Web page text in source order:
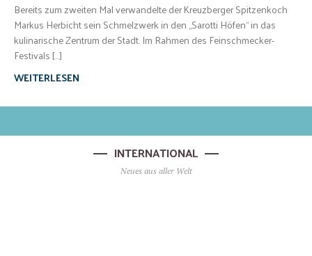
Bereits zum zweiten Mal verwandelte der Kreuzberger Spitzenkoch
Markus Herbicht sein Schmelzwerk in den „Sarotti Höfen“ in das
kulinarische Zentrum der Stadt. Im Rahmen des Feinschmecker-
Festivals […]
WEITERLESEN
INTERNATIONAL
Neues aus aller Welt